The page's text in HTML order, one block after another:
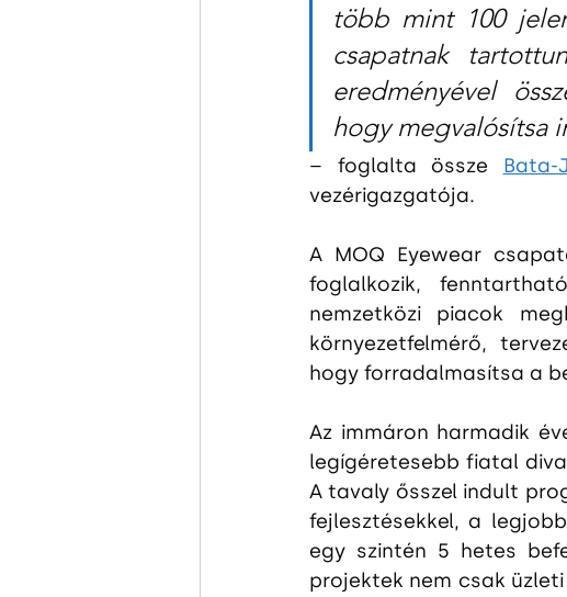
több mint 100
csapatnak
eredményével
hogy megvalósítsa
– foglalta össze Bata-
vezérigazgatója.
A MOQ Eyewear
foglalkozik,
nemzetközi piacok
környezetfelmérő,
hogy forradalmasítsa a
Az immáron harmadik
legígéretesebb fiatal
A tavaly ősszel indult
fejlesztésekkel, a
egy szintén 5 hetes
projektek nem csak